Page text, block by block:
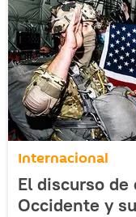
Internacional
El discurso
Occidente y